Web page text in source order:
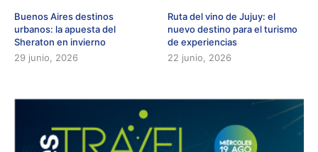
Buenos Aires destinos
urbanos: la apuesta del
Sheraton en invierno
29 junio, 2026
Ruta del vino de Jujuy: el
nuevo destino para el turismo
de experiencias
22 junio, 2026